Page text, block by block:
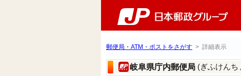
郵便局・ATM・ポストをさがす > 詳細表示
岐阜県庁内郵便局 (ぎふけんち